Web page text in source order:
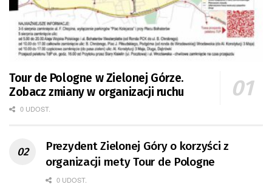
Tour de Pologne w Zielonej Górze.
Zobacz zmiany w organizacji ruchu
0 UDOST.
Prezydent Zielonej Góry o korzyści z
organizacji mety Tour de Pologne
0 UDOST.